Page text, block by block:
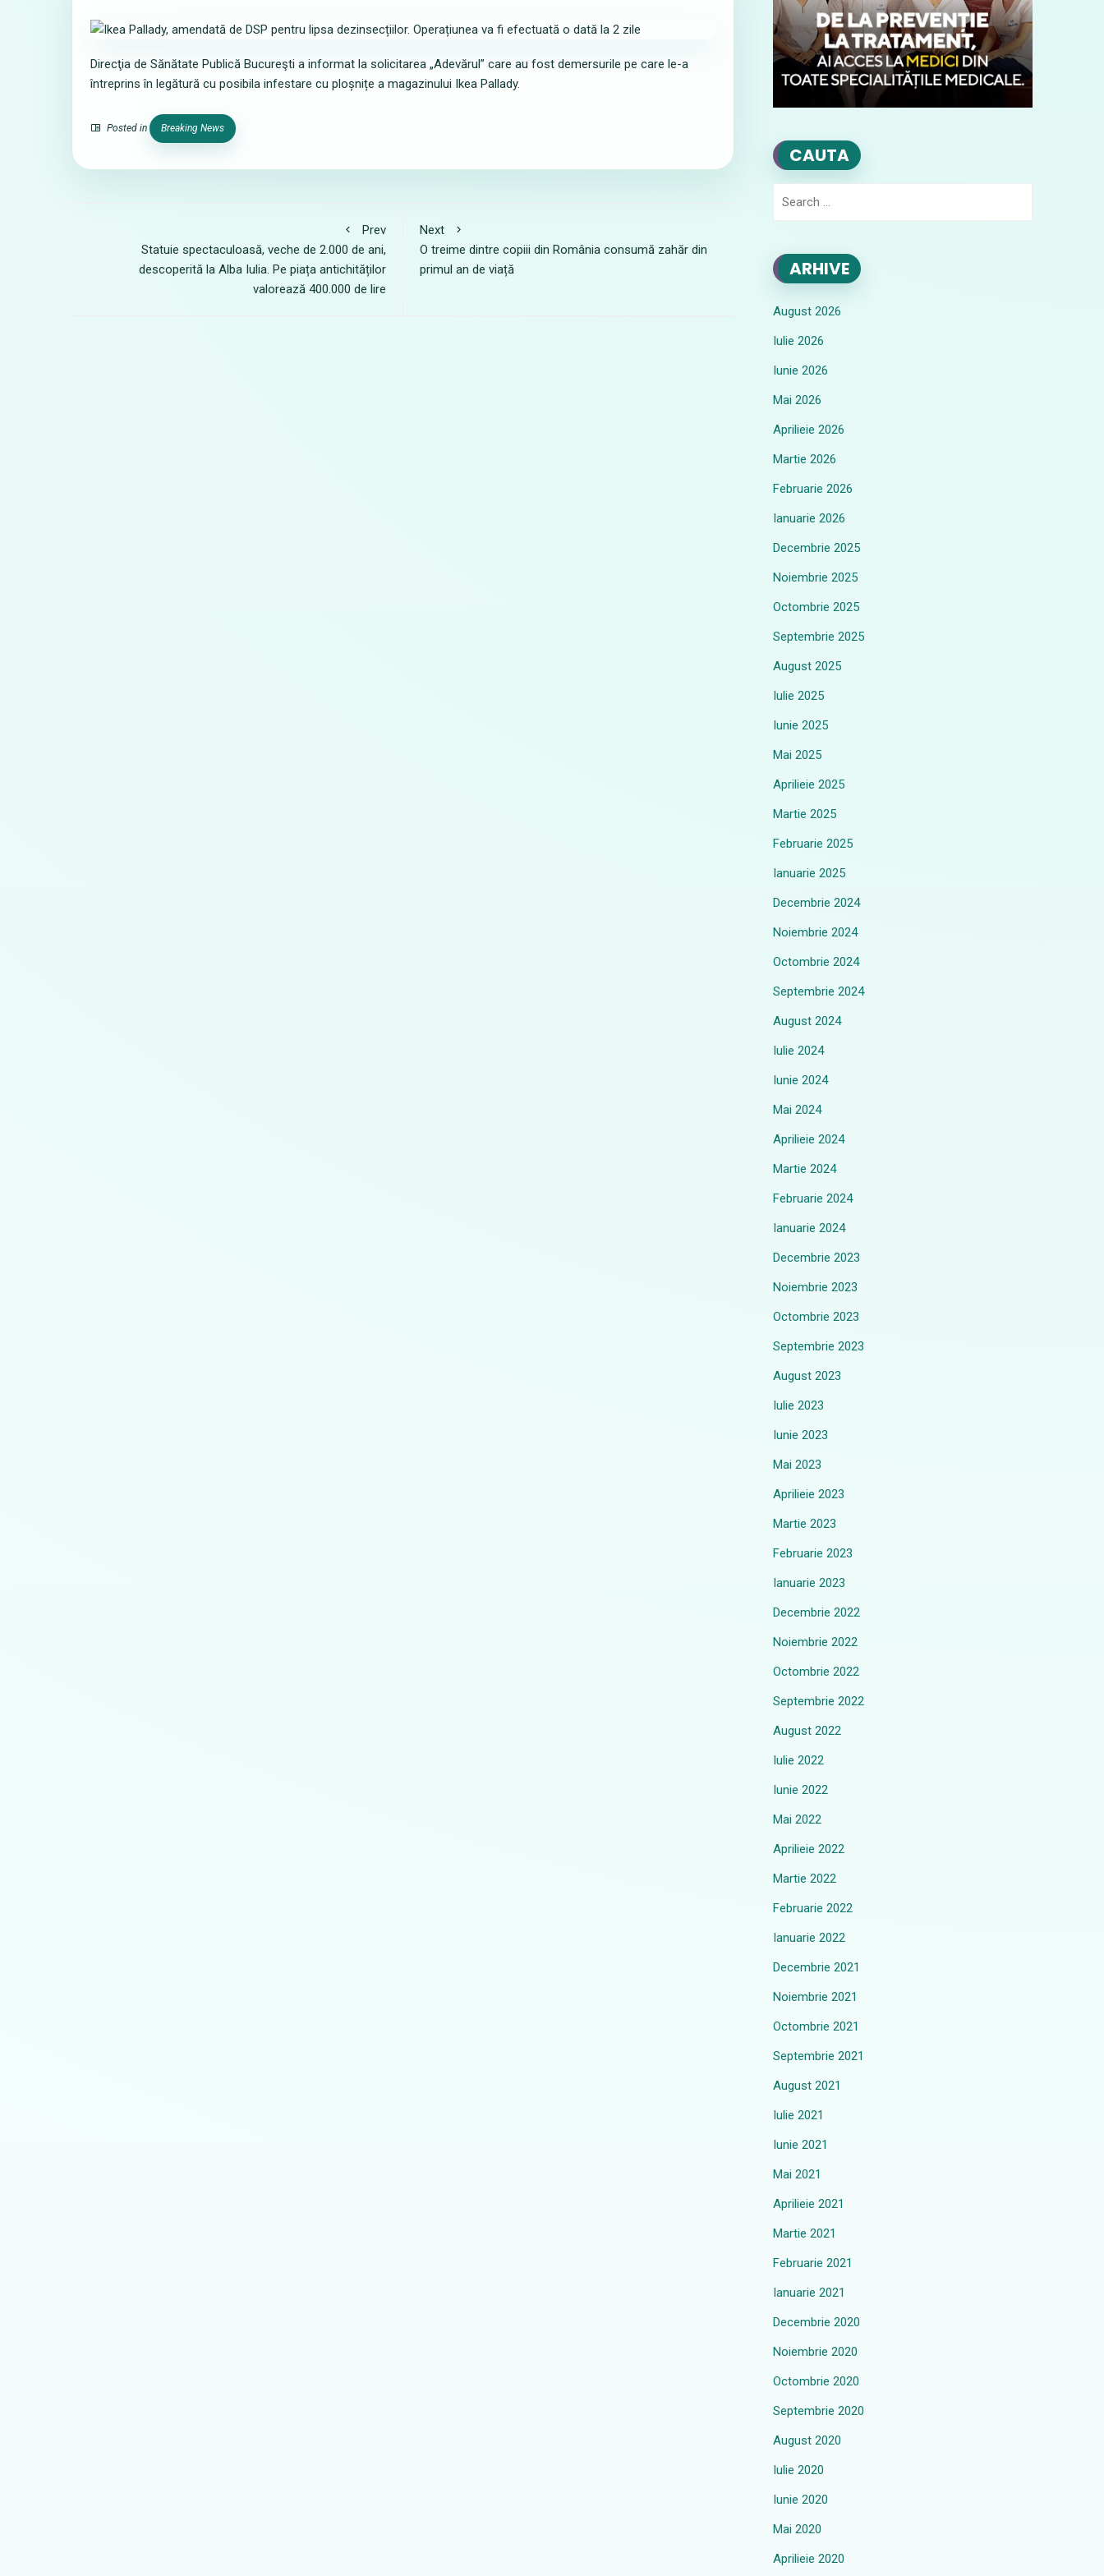
Direcţia de Sănătate Publică Bucureşti a informat la solicitarea „Adevărul” care au fost demersurile pe care le-a
întreprins în legătură cu posibila infestare cu ploșnițe a magazinului Ikea Pallady.
Posted in Breaking News
Prev
Statuie spectaculoasă, veche de 2.000 de ani,
descoperită la Alba Iulia. Pe piața antichităților
valorează 400.000 de lire
Next
O treime dintre copiii din România consumă zahăr din
primul an de viață
CAUTA
ARHIVE
August 2026
Iulie 2026
Iunie 2026
Mai 2026
Aprilieie 2026
Martie 2026
Februarie 2026
Ianuarie 2026
Decembrie 2025
Noiembrie 2025
Octombrie 2025
Septembrie 2025
August 2025
Iulie 2025
Iunie 2025
Mai 2025
Aprilieie 2025
Martie 2025
Februarie 2025
Ianuarie 2025
Decembrie 2024
Noiembrie 2024
Octombrie 2024
Septembrie 2024
August 2024
Iulie 2024
Iunie 2024
Mai 2024
Aprilieie 2024
Martie 2024
Februarie 2024
Ianuarie 2024
Decembrie 2023
Noiembrie 2023
Octombrie 2023
Septembrie 2023
August 2023
Iulie 2023
Iunie 2023
Mai 2023
Aprilieie 2023
Martie 2023
Februarie 2023
Ianuarie 2023
Decembrie 2022
Noiembrie 2022
Octombrie 2022
Septembrie 2022
August 2022
Iulie 2022
Iunie 2022
Mai 2022
Aprilieie 2022
Martie 2022
Februarie 2022
Ianuarie 2022
Decembrie 2021
Noiembrie 2021
Octombrie 2021
Septembrie 2021
August 2021
Iulie 2021
Iunie 2021
Mai 2021
Aprilieie 2021
Martie 2021
Februarie 2021
Ianuarie 2021
Decembrie 2020
Noiembrie 2020
Octombrie 2020
Septembrie 2020
August 2020
Iulie 2020
Iunie 2020
Mai 2020
Aprilieie 2020